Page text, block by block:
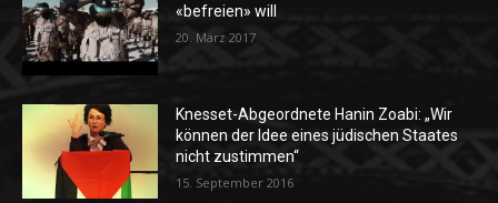
«befreien» will
20. März 2017
Knesset-Abgeordnete Hanin Zoabi: „Wir
können der Idee eines jüdischen Staates
nicht zustimmen“
15. September 2016